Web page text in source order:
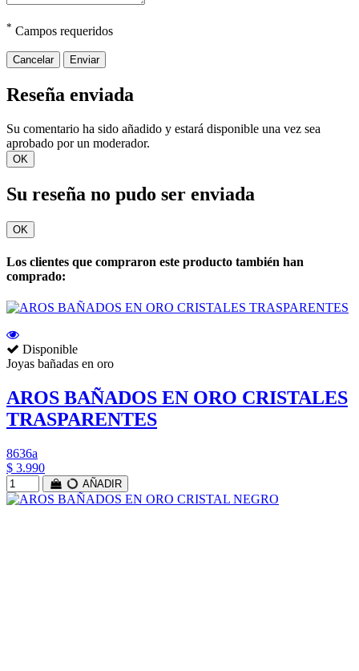
* Campos requeridos
Cancelar Enviar
Reseña enviada
Su comentario ha sido añadido y estará disponible una vez sea
aprobado por un moderador.
OK
Su reseña no pudo ser enviada
OK
Los clientes que compraron este producto también han
comprado:
Disponible
Joyas bañadas en oro
AROS BAÑADOS EN ORO CRISTALES
TRASPARENTES
8636a
$ 3.990
AÑADIR